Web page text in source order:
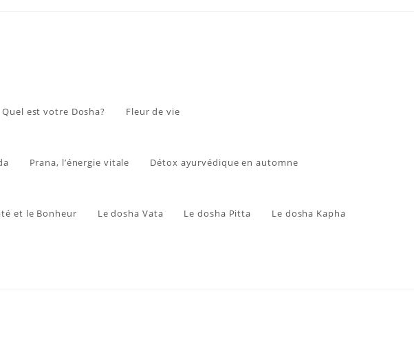
Quel est votre Dosha? Fleur de vie
Prana, l’énergie vitale Détox ayurvédique en automne
et le Bonheur Le dosha Vata Le dosha Pitta Le dosha Kapha